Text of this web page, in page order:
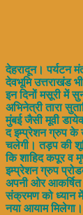
देहरादून। पर्यटन
देवभूमि उत्तराखंड
इन दिनों मसूरी में
अभिनेत्री तारा
मुंबई जैसी मूवी
द इम्प्रेशन ग्रुप के
चलेगी। तड़प की
कि शाहिद कपूर व
इम्प्रेशन ग्रुप
अपनी ओर आकर्षित
संक्रमण को ध्यान में
नया आयाम मिलेगा।